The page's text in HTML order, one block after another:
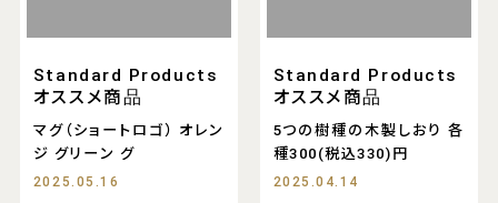
Standard Products
オススメ商品
マグ（ショートロゴ） オレン
ジ グリーン グ
2025.05.16
Standard Products
オススメ商品
5つの樹種の木製しおり 各
種300(税込330)円
2025.04.14